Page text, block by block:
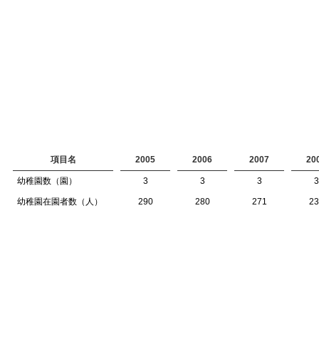
項目名 2005 2006 2007
幼稚園数（園） 3 3 3 3
幼稚園在園者数（人） 290 280 271